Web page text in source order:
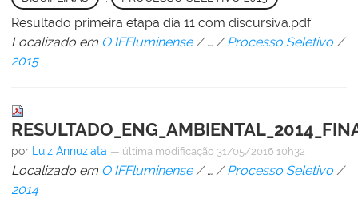
Resultado primeira etapa dia 11 com discursiva.pdf
Localizado em O IFFluminense /… /Processo Seletivo /
2015
por Luiz Annuziata — última modificação 31/05/2016 10h32
Localizado em O IFFluminense /… /Processo Seletivo /
2014